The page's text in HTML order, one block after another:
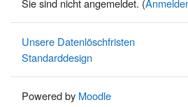
Unsere Datenlöschfristen
Standarddesign
Powered by Moodle